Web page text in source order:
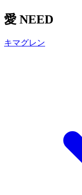
愛 NEED
キマグレン